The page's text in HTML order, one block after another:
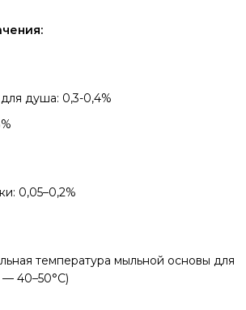
душа: 0,3-0,4%
0,05–0,2%
температура мыльной основы для
40–50°С)